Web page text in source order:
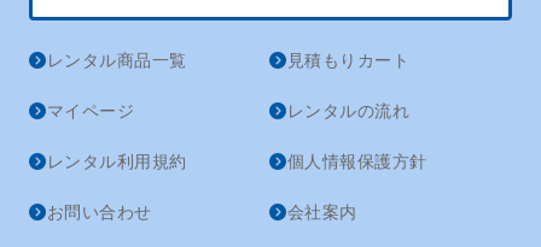
レンタル商品一覧 見積もりカート
マイページ レンタルの流れ
レンタル利用規約 個人情報保護方針
お問い合わせ 会社案内